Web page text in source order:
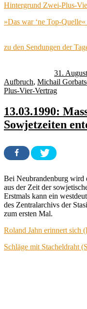
Hintergrund Zwei-Plus-
»Das war ‘ne Top-
zu den Sendungen der
31.
Aufbruch, Michail
Plus-Vier-Vertrag
13.03.1990:
Sowjetzeiten
Bei Neubrandenburg wird
aus der Zeit der
Erstmals kann ein
des Zentralarchivs der
zum ersten Mal.
Roland Jahn erinnert sich
Schläge mit Stacheldraht